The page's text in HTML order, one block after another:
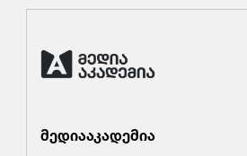
მედიააკადემია